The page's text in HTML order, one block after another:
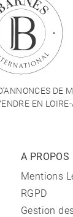
DE
EN
A PROPOS
Mentions
RGPD
Gestion